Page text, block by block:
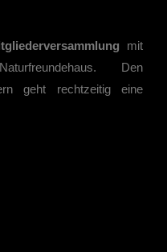
mit
Den
geht rechtzeitig eine